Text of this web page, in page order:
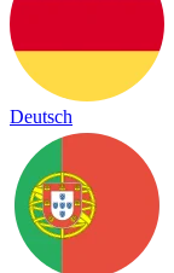
Deutsch